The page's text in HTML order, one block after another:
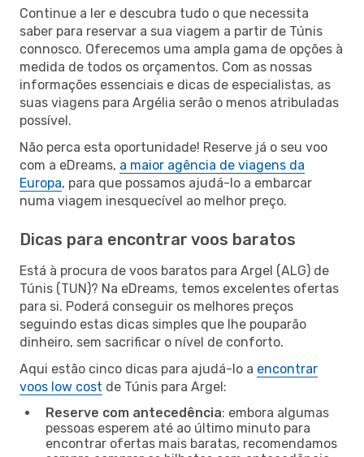
Continue a ler e descubra tudo o que necessita
saber para reservar a sua viagem a partir de Túnis
connosco. Oferecemos uma ampla gama de opções à
medida de todos os orçamentos. Com as nossas
informações essenciais e dicas de especialistas, as
suas viagens para Argélia serão o menos atribuladas
possível.
Não perca esta oportunidade! Reserve já o seu voo
com a eDreams, a maior agência de viagens da
Europa, para que possamos ajudá-lo a embarcar
numa viagem inesquecível ao melhor preço.
Dicas para encontrar voos baratos
Está à procura de voos baratos para Argel (ALG) de
Túnis (TUN)? Na eDreams, temos excelentes ofertas
para si. Poderá conseguir os melhores preços
seguindo estas dicas simples que lhe pouparão
dinheiro, sem sacrificar o nível de conforto.
Aqui estão cinco dicas para ajudá-lo a encontrar
voos low cost de Túnis para Argel:
Reserve com antecedência: embora algumas
pessoas esperem até ao último minuto para
encontrar ofertas mais baratas, recomendamos